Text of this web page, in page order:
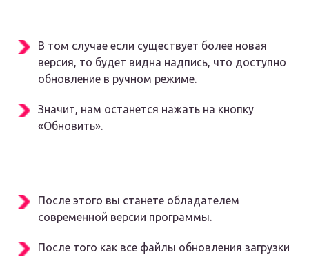
В том случае если существует более новая
версия, то будет видна надпись, что доступно
обновление в ручном режиме.
Значит, нам останется нажать на кнопку
«Обновить».
После этого вы станете обладателем
современной версии программы.
После того как все файлы обновления загрузки